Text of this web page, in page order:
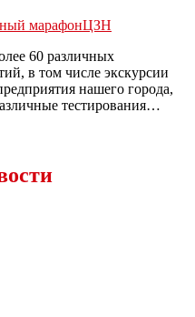
марафонЦЗН
60 различных
в том числе экскурсии
нашего города,
тестирования…